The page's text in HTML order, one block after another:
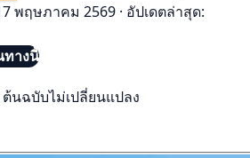
พฤษภาคม 2569 · อัปเดตล่าสุด:
ทางนี้
นฉบับไม่เปลี่ยนแปลง